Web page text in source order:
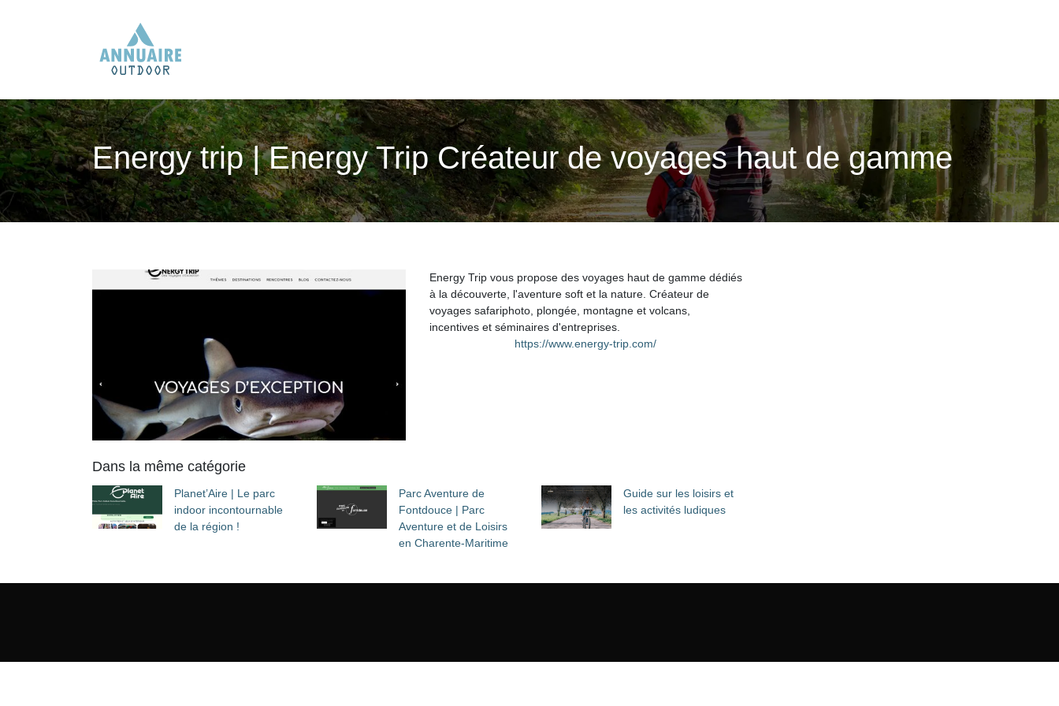
Energy trip | Energy Trip Créateur de voyages haut de gamme
Energy Trip vous propose des voyages haut de gamme dédiés
à la découverte, l'aventure soft et la nature. Créateur de
voyages safariphoto, plongée, montagne et volcans,
incentives et séminaires d'entreprises.
https://www.energy-trip.com/
Dans la même catégorie
Planet’Aire | Le parc
indoor incontournable
de la région !
Parc Aventure de
Fontdouce | Parc
Aventure et de Loisirs
en Charente-Maritime
Guide sur les loisirs et
les activités ludiques